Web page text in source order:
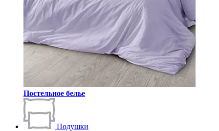
Постельное белье
Подушки